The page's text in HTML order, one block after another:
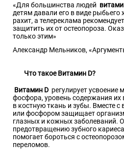
«Для большинства людей
детям давали его в виде
рахит, а телереклама
защитить их от остеопороза.
только этим»
Александр Мельников,
Что такое Витамин D?
Витамин D регулирует усвоение
фосфора, уровень содержания их
в костную ткань и зубы. Вместе
или фосфором защищает
глазных и кожных заболеваний.
предотвращению зубного
помогает бороться с
переломов.